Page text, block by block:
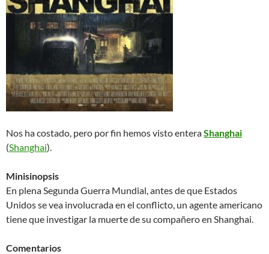
Nos ha costado, pero por fin hemos visto enteraShanghai
(Shanghai).
Minisinopsis
En plena Segunda Guerra Mundial, antes de que Estados
Unidos se vea involucrada en el conflicto, un agente americano
tiene que investigar la muerte de su compañero en Shanghai.
Comentarios